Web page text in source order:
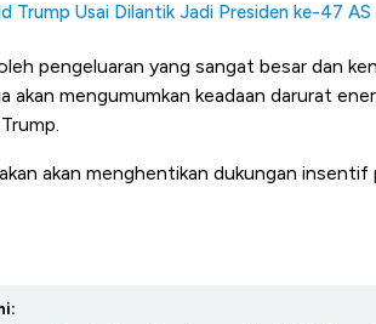
Trump Usai Dilantik Jadi Presiden ke-47 AS
pengeluaran yang sangat besar dan
akan mengumumkan keadaan darurat
akan menghentikan dukungan